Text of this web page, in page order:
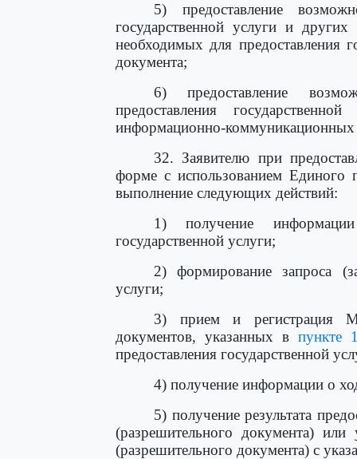
5) предоставление
государственной услуги и
необходимых для предоставления
документа;
6) предоставление
предоставления
информационно-коммуникационных
32. Заявителю при
форме с использованием Единого
выполнение следующих действий:
1) получение
государственной услуги;
2) формирование запроса
услуги;
3) прием и регистрация
документов, указанных в пункте
предоставления государственной
4) получение информации о
5) получение результата
(разрешительного документа)
(разрешительного документа) с